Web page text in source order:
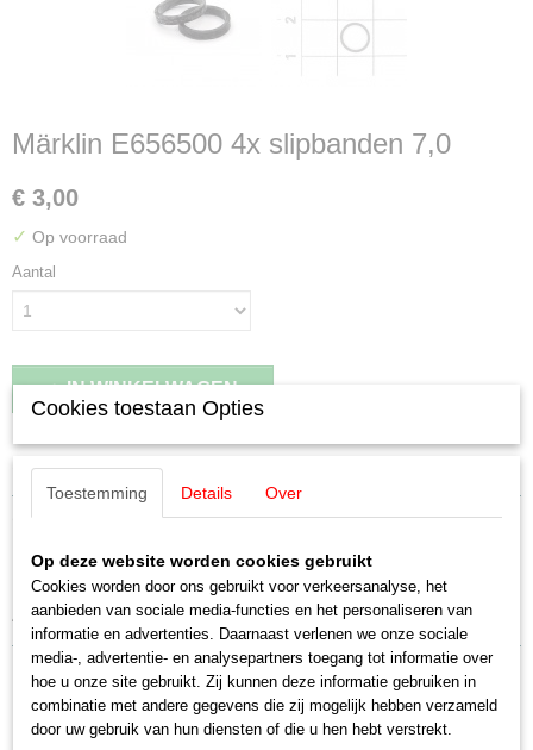
Märklin E656500 4x slipbanden 7,0
€ 3,00
✓ Op voorraad
Aantal
IN WINKELWAGEN
Specificaties
Productcode leverancier
E656500
Schaal
H0 (1:87)
Staat
Nieuw
Omschrijving
Märklin E656500 4x slipbanden 7,0
4 stuks
Cookies toestaan Opties
Toestemming Details Over
Op deze website worden cookies gebruikt
Cookies worden door ons gebruikt voor verkeersanalyse, het
aanbieden van sociale media-functies en het personaliseren van
informatie en advertenties. Daarnaast verlenen we onze sociale
media-, advertentie- en analysepartners toegang tot informatie over
hoe u onze site gebruikt. Zij kunnen deze informatie gebruiken in
combinatie met andere gegevens die zij mogelijk hebben verzameld
door uw gebruik van hun diensten of die u hen hebt verstrekt.